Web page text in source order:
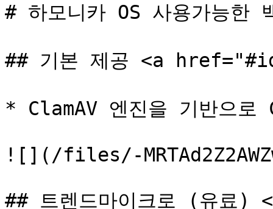
# 하모니카 OS 사용가능한
## 기본 제공 <a
* ClamAV 엔진을 기반으로
![](/files/-
## 트렌드마이크로 (유